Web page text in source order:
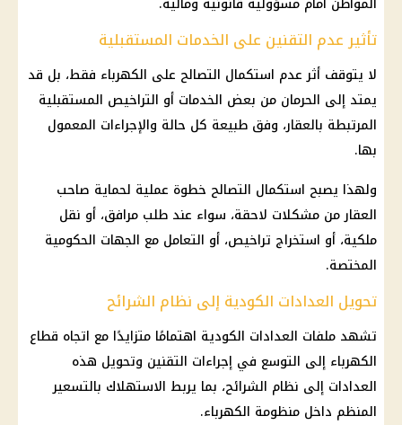
تأثير عدم التقنين على الخدمات المستقبلية
لا يتوقف أثر عدم استكمال التصالح على الكهرباء فقط، بل قد
يمتد إلى الحرمان من بعض الخدمات أو التراخيص المستقبلية
المرتبطة بالعقار، وفق طبيعة كل حالة والإجراءات المعمول
بها.
ولهذا يصبح استكمال التصالح خطوة عملية لحماية صاحب
العقار من مشكلات لاحقة، سواء عند طلب مرافق، أو نقل
ملكية، أو استخراج تراخيص، أو التعامل مع الجهات الحكومية
المختصة.
تحويل العدادات الكودية إلى نظام الشرائح
تشهد ملفات العدادات الكودية اهتمامًا متزايدًا مع اتجاه قطاع
الكهرباء إلى التوسع في إجراءات التقنين وتحويل هذه
العدادات إلى نظام الشرائح، بما يربط الاستهلاك بالتسعير
المنظم داخل منظومة الكهرباء.